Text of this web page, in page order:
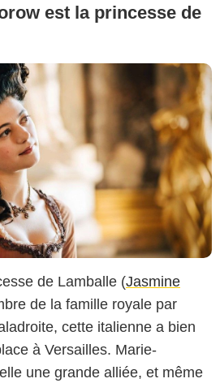
est la princesse de
de Lamballe (Jasmine
de la famille royale par
cette italienne a bien
à Versailles. Marie-
une grande alliée, et même
Drama / Banijay Studios France / Les Gens
/ Canal+